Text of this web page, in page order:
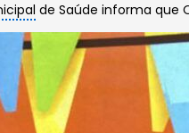
de Saúde informa que O